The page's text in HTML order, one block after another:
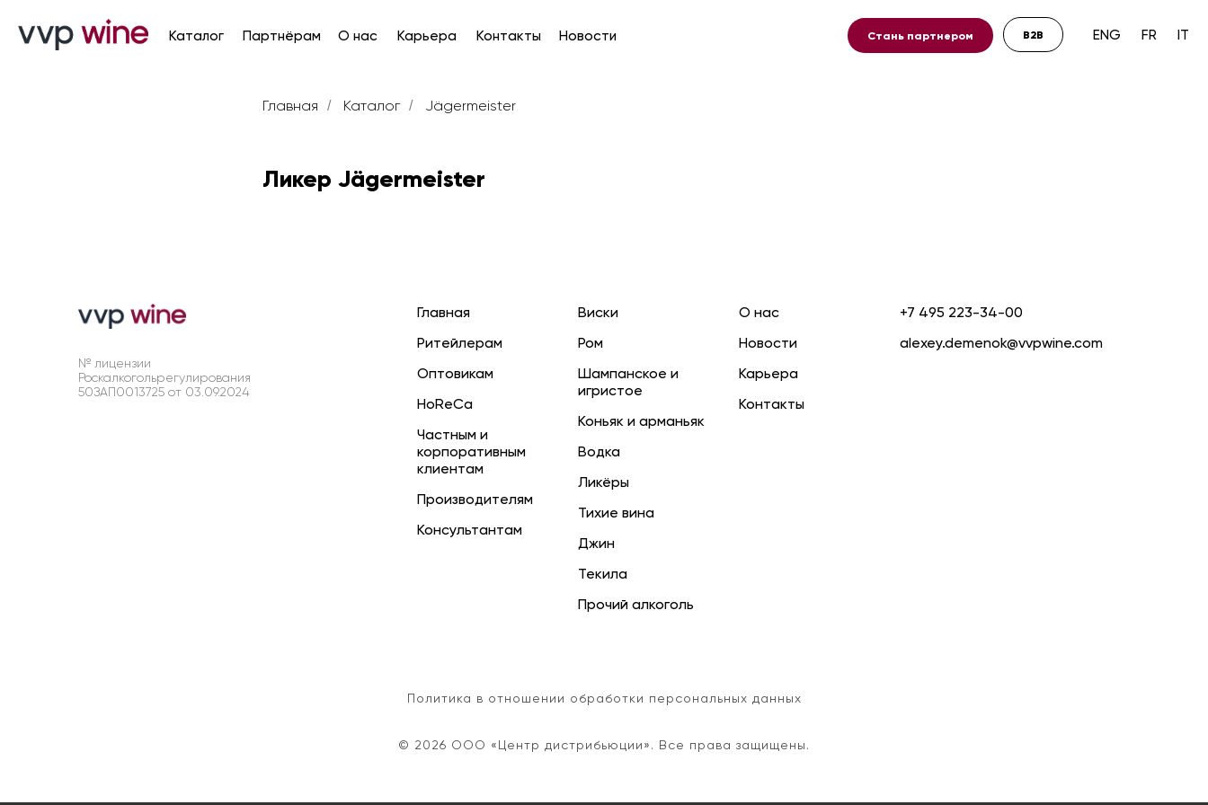
Каталог Партнёрам О нас Карьера Новости
Контакты Стань партнером IT
FR
ENG
Главная / Каталог / Jägermeister
Ликер Jägermeister
№ лицензии
Роскалкогольрегулирования
50ЗАП0013725 от 03.09.2024
Главная
Ритейлерам
Оптовикам
HoReCa
Частным и
корпоративным
клиентам
Производителям
Консультантам
Виски
Ром
Шампанское и
игристое
Коньяк и арманьяк
Водка
Ликёры
Тихие вина
Джин
Текила
Прочий алкоголь
О нас
Новости
Карьера
Контакты
+7 495 223-34-00
alexey.demenok@vvpwine.com
Политика в отношении обработки персональных данных
© 2026 ООО «Центр дистрибьюции». Все права защищены.